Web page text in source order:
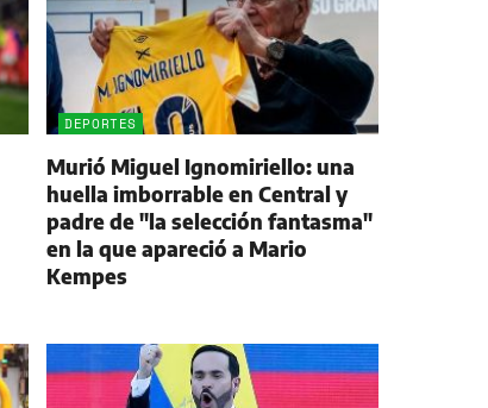
DEPORTES
Murió Miguel Ignomiriello: una
huella imborrable en Central y
padre de "la selección fantasma"
en la que apareció a Mario
Kempes